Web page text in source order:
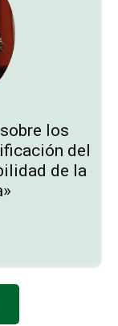
los
del
de la